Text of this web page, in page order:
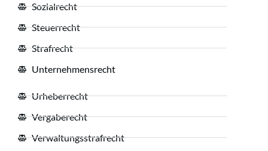
Sozialrecht
Steuerrecht
Strafrecht
Unternehmensrecht
Urheberrecht
Vergaberecht
Verwaltungsstrafrecht